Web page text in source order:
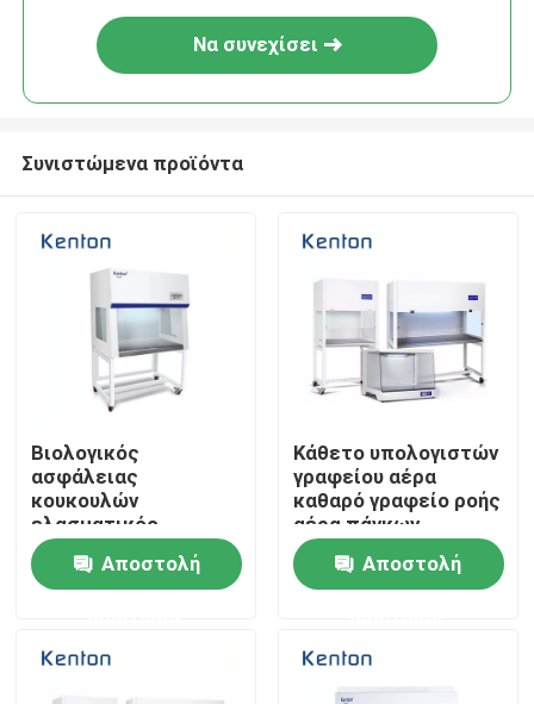
Αρχική Σελίδα
Προϊόντα
Να συνεχίσει
Συνιστώμενα προϊόντα
Βιολογικός
ασφάλειας
κουκουλών
ελασματικός
κάθετος οριζόντιος
πάγκων εργασίας
πάγκων ροής
Αποστολή
Κάθετο υπολογιστών
γραφείου αέρα
καθαρό γραφείο ροής
αέρα πάγκων
ελασματικό για το
εργαστήριο ιατρικό
Αποστολή